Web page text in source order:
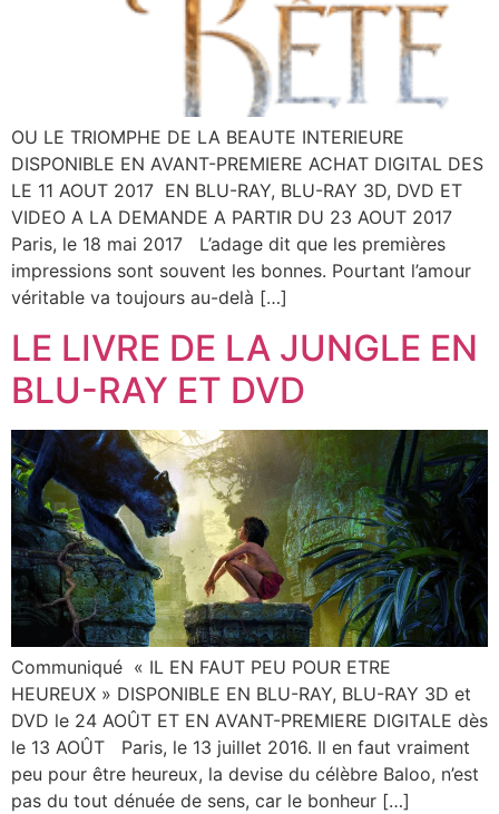
OU LE TRIOMPHE DE LA BEAUTE INTERIEURE
DISPONIBLE EN AVANT-PREMIERE ACHAT DIGITAL DES
LE 11 AOUT 2017 EN BLU-RAY, BLU-RAY 3D, DVD ET
VIDEO A LA DEMANDE A PARTIR DU 23 AOUT 2017
Paris, le 18 mai 2017 L’adage dit que les premières
impressions sont souvent les bonnes. Pourtant l’amour
véritable va toujours au-delà […]
LE LIVRE DE LA JUNGLE EN
BLU-RAY ET DVD
Communiqué « IL EN FAUT PEU POUR ETRE
HEUREUX » DISPONIBLE EN BLU-RAY, BLU-RAY 3D et
DVD le 24 AOÛT ET EN AVANT-PREMIERE DIGITALE dès
le 13 AOÛT Paris, le 13 juillet 2016. Il en faut vraiment
peu pour être heureux, la devise du célèbre Baloo, n’est
pas du tout dénuée de sens, car le bonheur […]